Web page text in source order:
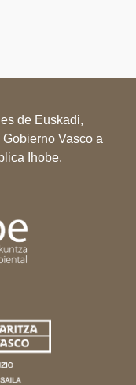
de Euskadi,
Vasco a
Ihobe.